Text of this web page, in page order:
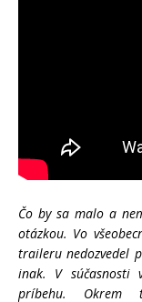
Čo by sa malo a
otázkou. Vo
traileru nedozvedel
inak. V súčasnosti
príbehu.